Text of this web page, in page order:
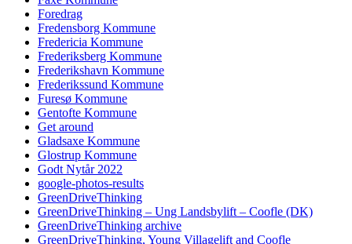
Foredrag
Fredensborg Kommune
Fredericia Kommune
Frederiksberg Kommune
Frederikshavn Kommune
Frederikssund Kommune
Furesø Kommune
Gentofte Kommune
Get around
Gladsaxe Kommune
Glostrup Kommune
Godt Nytår 2022
google-photos-results
GreenDriveThinking
GreenDriveThinking – Ung Landsbylift – Coofle (DK)
GreenDriveThinking archive
GreenDriveThinking, Young Villagelift and Coofle